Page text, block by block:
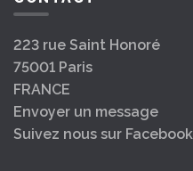
223 rue Saint Honoré
75001 Paris
FRANCE
Envoyer un message
Suivez nous sur Facebook